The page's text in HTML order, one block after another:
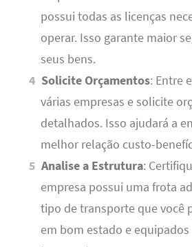
possui todas as licenças
operar. Isso garante maior
seus bens.
Solicite Orçamentos: Entre
várias empresas e solicite
detalhados. Isso ajudará a
melhor relação custo-
Analise a Estrutura:
empresa possui uma frota
tipo de transporte que você
em bom estado e